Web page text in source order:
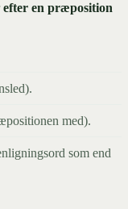
efter en præposition
med).
som end